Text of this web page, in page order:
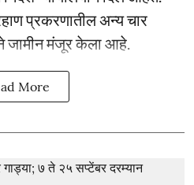
प्रकरणातील अन्य चार
जामीन मंजूर केला आहे.
More